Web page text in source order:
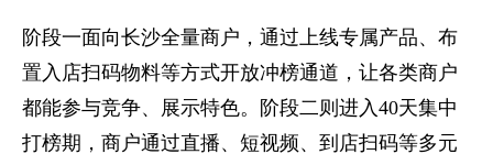
阶段一面向长沙全量商户，通过上线专属产品、布
置入店扫码物料等方式开放冲榜通道，让各类商户
都能参与竞争、展示特色。阶段二则进入40天集中
打榜期，商户通过直播、短视频、到店扫码等多元